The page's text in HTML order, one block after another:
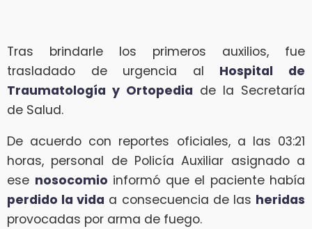
Tras brindarle los primeros auxilios, fue
trasladado de urgencia al Hospital de
Traumatología y Ortopedia de la Secretaría
de Salud.
De acuerdo con reportes oficiales, a las 03:21
horas, personal de Policía Auxiliar asignado a
ese nosocomio informó que el paciente había
perdido la vida a consecuencia de las heridas
provocadas por arma de fuego.